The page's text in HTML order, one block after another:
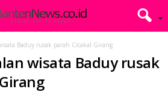
Baduy rusak parah Cicakal Girang
wisata Baduy rusak